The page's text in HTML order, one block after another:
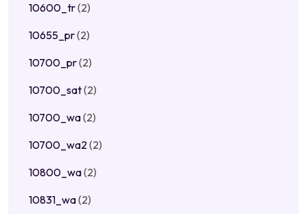
10600_tr(2)
10655_pr(2)
10700_pr(2)
10700_sat(2)
10700_wa(2)
10700_wa2(2)
10800_wa(2)
10831_wa(2)